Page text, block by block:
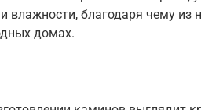
влажности, благодаря чему из
домах.